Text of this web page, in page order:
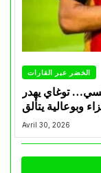
الخضر عبر القارات
توغاي يهدر
وبوعالية يتألق
Avril 30, 2026